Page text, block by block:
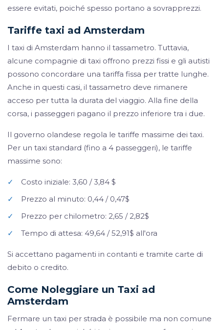
essere evitati, poiché spesso portano a sovrapprezzi.
Tariffe taxi ad Amsterdam
I taxi di Amsterdam hanno il tassametro. Tuttavia,
alcune compagnie di taxi offrono prezzi fissi e gli autisti
possono concordare una tariffa fissa per tratte lunghe.
Anche in questi casi, il tassametro deve rimanere
acceso per tutta la durata del viaggio. Alla fine della
corsa, i passeggeri pagano il prezzo inferiore tra i due.
Il governo olandese regola le tariffe massime dei taxi.
Per un taxi standard (fino a 4 passeggeri), le tariffe
massime sono:
✓
Costo iniziale: 3,60 / 3,84 $
✓
Prezzo al minuto: 0,44 / 0,47$
✓
Prezzo per chilometro: 2,65 / 2,82$
✓
Tempo di attesa: 49,64 / 52,91$ all'ora
Si accettano pagamenti in contanti e tramite carte di
debito o credito.
Come Noleggiare un Taxi ad
Amsterdam
Fermare un taxi per strada è possibile ma non comune